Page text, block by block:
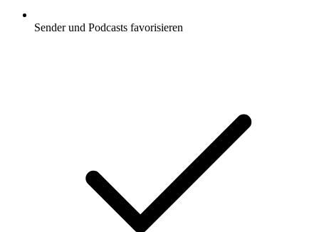
Sender und Podcasts favorisieren